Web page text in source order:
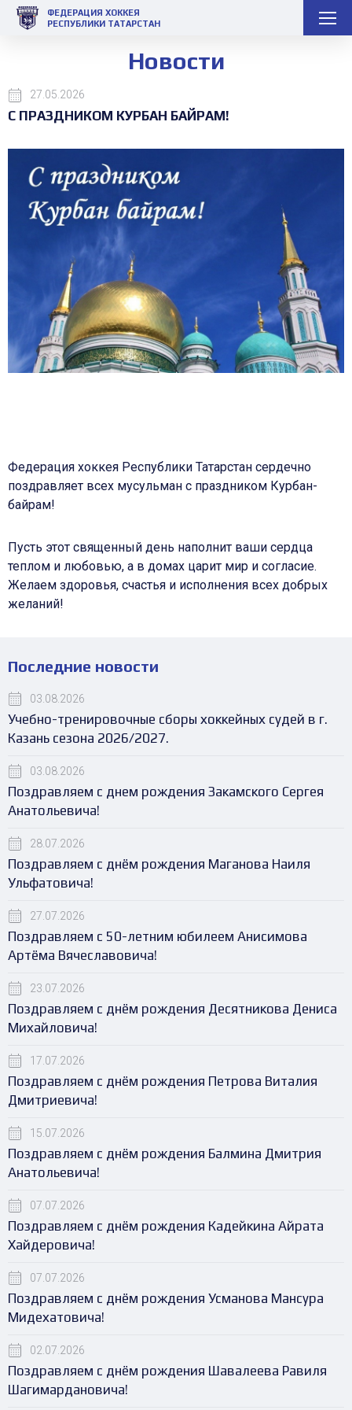
ФЕДЕРАЦИЯ ХОККЕЯ
РЕСПУБЛИКИ ТАТАРСТАН
Новости
27.05.2026
С ПРАЗДНИКОМ КУРБАН БАЙРАМ!
Федерация хоккея Республики Татарстан сердечно
поздравляет всех мусульман с праздником Курбан-
байрам!
Пусть этот священный день наполнит ваши сердца
теплом и любовью, а в домах царит мир и согласие.
Желаем здоровья, счастья и исполнения всех добрых
желаний!
Последние новости
03.08.2026
Учебно-тренировочные сборы хоккейных судей в г.
Казань сезона 2026/2027.
03.08.2026
Поздравляем с днем рождения Закамского Сергея
Анатольевича!
28.07.2026
Поздравляем с днём рождения Маганова Наиля
Ульфатовича!
27.07.2026
Поздравляем с 50-летним юбилеем Анисимова
Артёма Вячеславовича!
23.07.2026
Поздравляем с днём рождения Десятникова Дениса
Михайловича!
17.07.2026
Поздравляем с днём рождения Петрова Виталия
Дмитриевича!
15.07.2026
Поздравляем с днём рождения Балмина Дмитрия
Анатольевича!
07.07.2026
Поздравляем с днём рождения Кадейкина Айрата
Хайдеровича!
07.07.2026
Поздравляем с днём рождения Усманова Мансура
Мидехатовича!
02.07.2026
Поздравляем с днём рождения Шавалеева Равиля
Шагимардановича!